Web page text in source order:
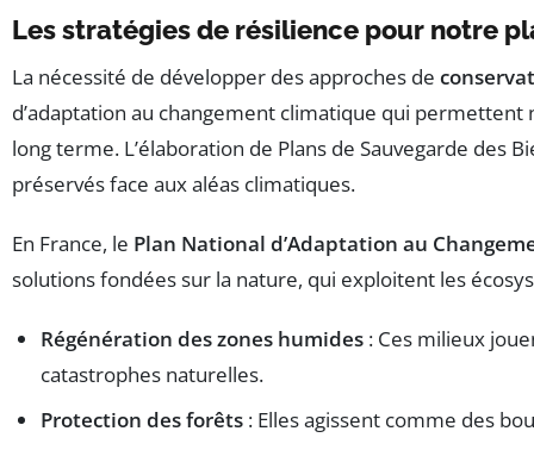
Les stratégies de résilience pour notre
La nécessité de développer des approches de
d’adaptation au changement climatique qui
long terme. L’élaboration de Plans de Sauvegarde des
préservés face aux aléas climatiques.
En France, le Plan National d’Adaptation au
solutions fondées sur la nature, qui exploitent les
Régénération des zones humides : Ces milieux
catastrophes naturelles.
Protection des forêts : Elles agissent comme des